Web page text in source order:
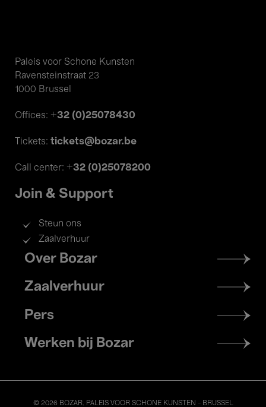
Paleis voor Schone Kunsten
Ravensteinstraat 23
1000 Brussel
Offices: +32 (0)25078430
Tickets: tickets@bozar.be
Call center: +32 (0)25078200
Join & Support
Steun ons
Zaalverhuur
Footer
menu
Over Bozar
Zaalverhuur
Pers
Werken bij Bozar
© 2026 BOZAR. PALEIS VOOR SCHONE KUNSTEN - BRUSSEL